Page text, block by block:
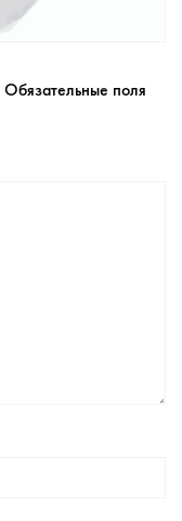
Обязательные поля